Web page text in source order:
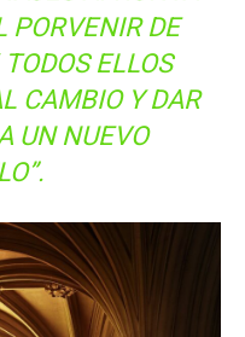
PORVENIR DE
ELLOS
CAMBIO Y DAR
UN NUEVO